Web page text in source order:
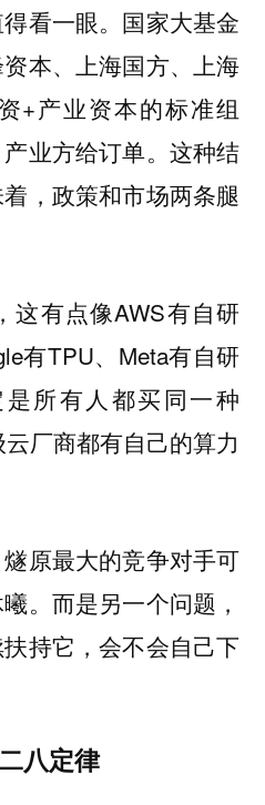
看一眼。国家大基金
本、上海国方、上海
+产业资本的标准组
业方给订单。这种结
，政策和市场两条腿
这有点像AWS有自研
有TPU、Meta有自研
所有人都买同一种
厂商都有自己的算力
原最大的竞争对手可
。而是另一个问题，
持它，会不会自己下
八定律